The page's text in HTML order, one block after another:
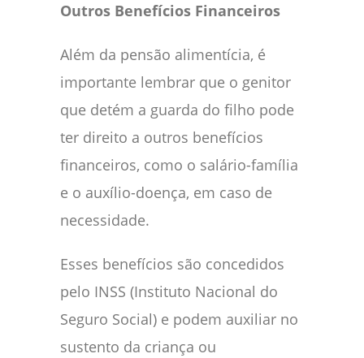
Outros Benefícios Financeiros
Além da pensão alimentícia, é
importante lembrar que o genitor
que detém a guarda do filho pode
ter direito a outros benefícios
financeiros, como o salário-família
e o auxílio-doença, em caso de
necessidade.
Esses benefícios são concedidos
pelo INSS (Instituto Nacional do
Seguro Social) e podem auxiliar no
sustento da criança ou